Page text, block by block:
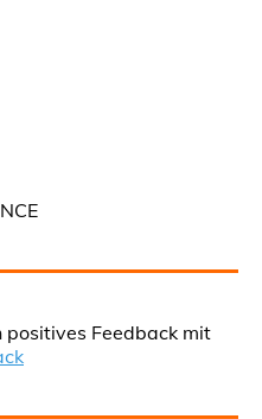
positives Feedback mit